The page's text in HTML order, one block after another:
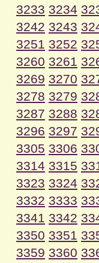
3233 3234
3242 3243
3251 3252
3260 3261
3269 3270
3278 3279
3287 3288
3296 3297
3305 3306
3314 3315
3323 3324
3332 3333
3341 3342
3350 3351
3359 3360